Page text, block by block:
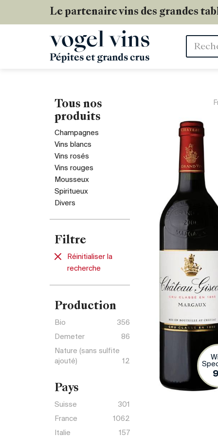
Le partenaire vins des grandes
Mots
Tous nos
produits
Champagnes
Vins blancs
Vins rosés
Vins rouges
Mousseux
Spiritueux
Divers
Filtre
Réinitialiser la
recherche
Production
Bio
356
Demeter
86
Nature (sans sulfite
ajouté)
12
Pays
Suisse
301
France
1062
Italie
157